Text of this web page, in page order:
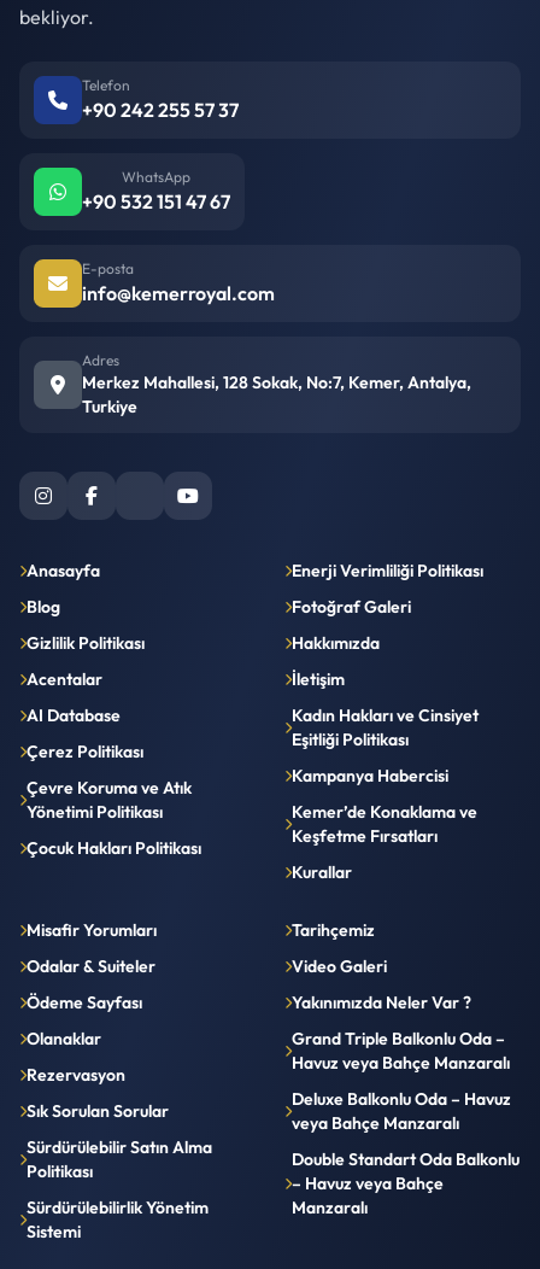
bekliyor.
Telefon
+90 242 255 57 37
WhatsApp
+90 532 151 47 67
E-posta
info@kemerroyal.com
Adres
Merkez Mahallesi, 128 Sokak, No:7, Kemer, Antalya,
Turkiye
Anasayfa
Blog
Gizlilik Politikası
Acentalar
AI Database
Çerez Politikası
Çevre Koruma ve Atık
Yönetimi Politikası
Çocuk Hakları Politikası
Enerji Verimliliği Politikası
Fotoğraf Galeri
Hakkımızda
İletişim
Kadın Hakları ve Cinsiyet
Eşitliği Politikası
Kampanya Habercisi
Kemer’de Konaklama ve
Keşfetme Fırsatları
Kurallar
Misafir Yorumları
Odalar & Suiteler
Ödeme Sayfası
Olanaklar
Rezervasyon
Sık Sorulan Sorular
Sürdürülebilir Satın Alma
Politikası
Sürdürülebilirlik Yönetim
Sistemi
Tarihçemiz
Video Galeri
Yakınımızda Neler Var ?
Grand Triple Balkonlu Oda –
Havuz veya Bahçe Manzaralı
Deluxe Balkonlu Oda – Havuz
veya Bahçe Manzaralı
Double Standart Oda Balkonlu
– Havuz veya Bahçe
Manzaralı